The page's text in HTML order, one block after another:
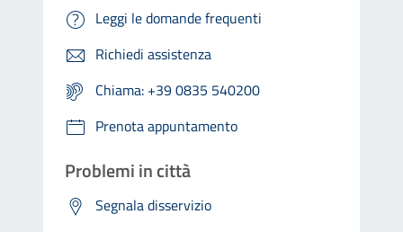
Leggi le domande frequenti
Richiedi assistenza
Chiama: +39 0835 540200
Prenota appuntamento
Problemi in città
Segnala disservizio